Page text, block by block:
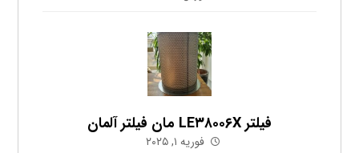
فیلتر LE۳۸۰۰۶X مان فیلتر آلمان
فوریه ۱, ۲۰۲۵